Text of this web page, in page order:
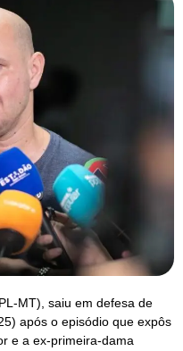
MT), saiu em defesa de
após o episódio que expôs
e a ex-primeira-dama